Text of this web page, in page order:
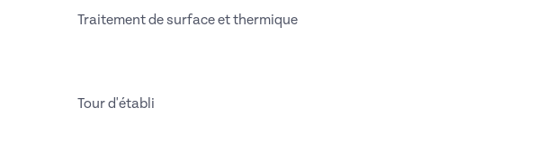
Traitement de surface et thermique
Tour d'établi